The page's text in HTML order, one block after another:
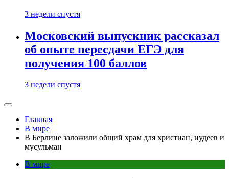
3 недели спустя
Московский выпускник рассказал
об опыте пересдачи ЕГЭ для
получения 100 баллов
3 недели спустя
Главная
В мире
В Берлине заложили общий храм для христиан, иудеев и
мусульман
В мире